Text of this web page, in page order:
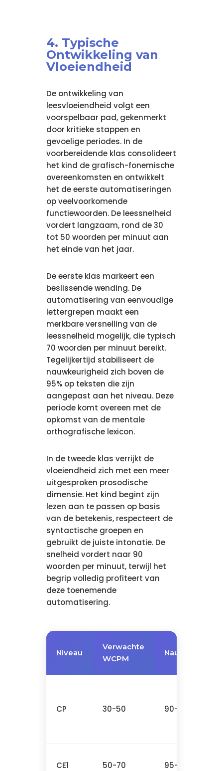
4. Typische
Ontwikkeling van
Vloeiendheid
De ontwikkeling van
leesvloeiendheid volgt een
voorspelbaar pad, gekenmerkt
door kritieke stappen en
gevoelige periodes. In de
voorbereidende klas consolideert
het kind de grafisch-fonemische
overeenkomsten en ontwikkelt
het de eerste automatiseringen
op veelvoorkomende
functiewoorden. De leessnelheid
vordert langzaam, rond de 30
tot 50 woorden per minuut aan
het einde van het jaar.
De eerste klas markeert een
beslissende wending. De
automatisering van eenvoudige
lettergrepen maakt een
merkbare versnelling van de
leessnelheid mogelijk, die typisch
70 woorden per minuut bereikt.
Tegelijkertijd stabiliseert de
nauwkeurigheid zich boven de
95% op teksten die zijn
aangepast aan het niveau. Deze
periode komt overeen met de
opkomst van de mentale
orthografische lexicon.
In de tweede klas verrijkt de
vloeiendheid zich met een meer
uitgesproken prosodische
dimensie. Het kind begint zijn
lezen aan te passen op basis
van de betekenis, respecteert de
syntactische groepen en
gebruikt de juiste intonatie. De
snelheid vordert naar 90
woorden per minuut, terwijl het
begrip volledig profiteert van
deze toenemende
automatisering.
Niveau
Verwachte
WCPM
CP 30-50 90-95%
CE1 50-70 95-98%